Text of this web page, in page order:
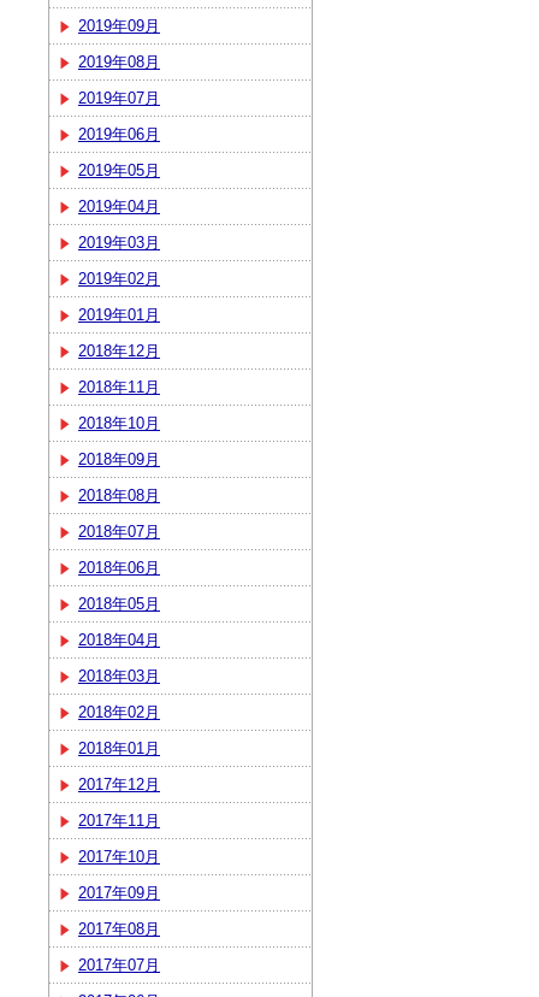
2019年09月
2019年08月
2019年07月
2019年06月
2019年05月
2019年04月
2019年03月
2019年02月
2019年01月
2018年12月
2018年11月
2018年10月
2018年09月
2018年08月
2018年07月
2018年06月
2018年05月
2018年04月
2018年03月
2018年02月
2018年01月
2017年12月
2017年11月
2017年10月
2017年09月
2017年08月
2017年07月